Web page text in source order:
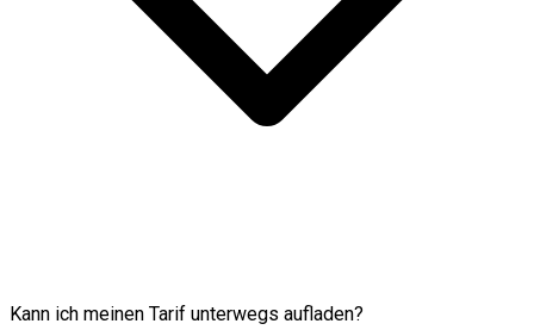
Kann ich meinen Tarif unterwegs aufladen?